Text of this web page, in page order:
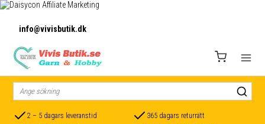
info@vivisbutik.dk
2 – 5 dagars leveranstid
365 dagars returrätt